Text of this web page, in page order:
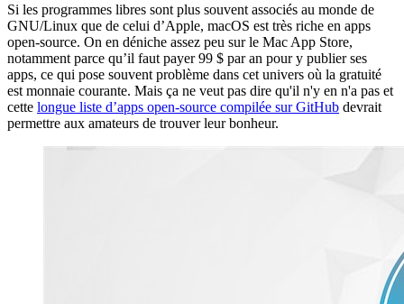
Si les programmes libres sont plus souvent associés au monde de
GNU/Linux que de celui d’Apple, macOS est très riche en apps
open-source. On en déniche assez peu sur le Mac App Store,
notamment parce qu’il faut payer 99 $ par an pour y publier ses
apps, ce qui pose souvent problème dans cet univers où la gratuité
est monnaie courante. Mais ça ne veut pas dire qu'il n'y en n'a pas et
cette longue liste d’apps open-source compilée sur GitHub devrait
permettre aux amateurs de trouver leur bonheur.